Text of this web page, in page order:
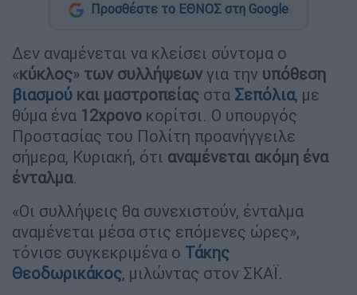
Προσθέστε το ΕΘΝΟΣ στη Google
Δεν αναμένεται να κλείσει σύντομα ο
«κύκλος» των συλλήψεων για την υπόθεση
βιασμού και μαστροπείας στα Σεπόλια, με
θύμα ένα 12χρονο κορίτσι. Ο υπουργός
Προστασίας του Πολίτη προανήγγειλε
σήμερα, Κυριακή, ότι αναμένεται ακόμη ένα
ένταλμα.
«Οι συλλήψεις θα συνεχιστούν, ένταλμα
αναμένεται μέσα στις επόμενες ώρες»,
τόνισε συγκεκριμένα ο Τάκης
Θεοδωρικάκος, μιλώντας στον ΣΚΑΪ.